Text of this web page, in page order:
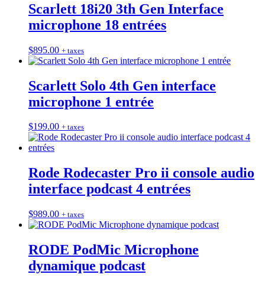
Scarlett 18i20 3th Gen Interface
microphone 18 entrées
$895.00 + taxes
Scarlett Solo 4th Gen interface
microphone 1 entrée
$199.00 + taxes
Rode Rodecaster Pro ii console audio
interface podcast 4 entrées
$989.00 + taxes
RODE PodMic Microphone
dynamique podcast